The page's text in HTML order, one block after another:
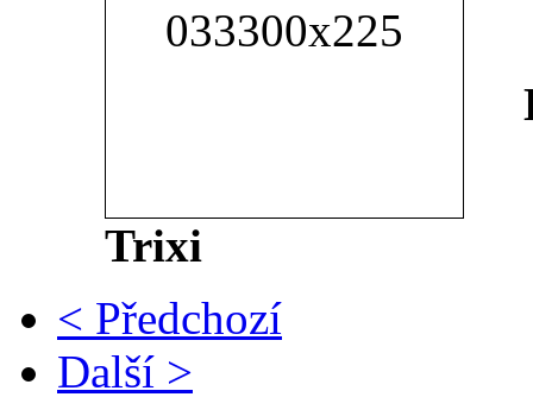
Trixi
< Předchozí
Další >